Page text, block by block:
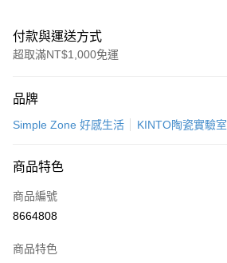
付款與運送方式
超取滿NT$1,000免運
信用卡一次付款
Apple Pay
街口支付
Google Pay
品牌
Simple Zone 好感生活 KINTO陶瓷實驗室
商品特色
商品編號
8664808
商品特色